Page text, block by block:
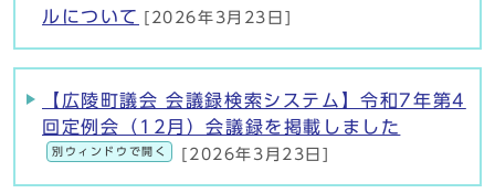
ルについて
[2026年3月23日]
【広陵町議会 会議録検索システム】令和7年第4
回定例会（12月）会議録を掲載しました
別ウィンドウで開く [2026年3月23日]